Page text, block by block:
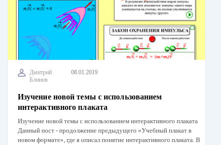
Дмитрий
Блинов
08.01.2019
Изучение новой темы с использованием
интерактивного плаката
Изучение новой темы с использованием интерактивного плаката
Данный пост - продолжение предыдущего «Учебный плакат в
новом формате», где я описал понятие интерактивного плаката. В